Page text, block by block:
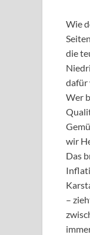
Wie
die
dafür
Wer
wir
Das
–